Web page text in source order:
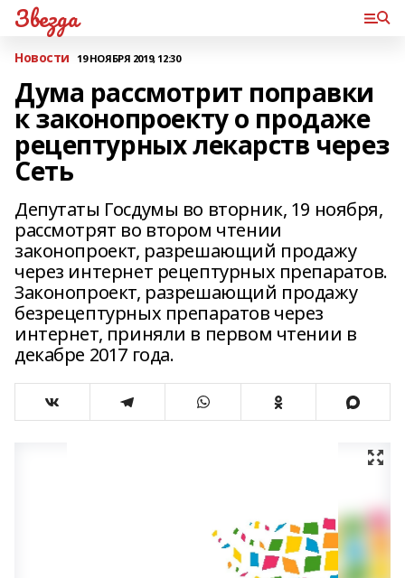
Звезда
Новости 19 НОЯБРЯ 2019, 12:30
Дума рассмотрит поправки
к законопроекту о продаже
рецептурных лекарств через
Сеть
Депутаты Госдумы во вторник, 19 ноября,
рассмотрят во втором чтении
законопроект, разрешающий продажу
через интернет рецептурных препаратов.
Законопроект, разрешающий продажу
безрецептурных препаратов через
интернет, приняли в первом чтении в
декабре 2017 года.